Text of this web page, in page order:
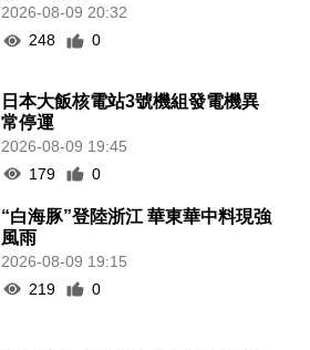
2026-08-09 20:32
248
0
日本大飯核電站3號機組發電機異
常停運
2026-08-09 19:45
179
0
“白海豚”登陸浙江 華東華中料現強
風雨
2026-08-09 19:15
219
0